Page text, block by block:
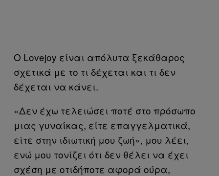
Ο Lovejoy είναι απόλυτα ξεκάθαρος
σχετικά με το τι δέχεται και τι δεν
δέχεται να κάνει.
«Δεν έχω τελειώσει ποτέ στο πρόσωπο
μιας γυναίκας, είτε επαγγελματικά,
είτε στην ιδιωτική μου ζωή», μου λέει,
ενώ μου τονίζει ότι δεν θέλει να έχει
σχέση με οτιδήποτε αφορά ούρα,